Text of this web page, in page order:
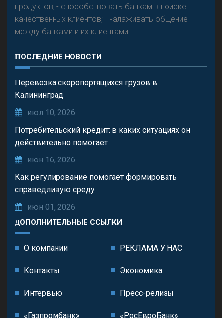
продуктов; - способствовать банкам в поиске
качественных клиентов; - налаживать общение
между банками и их клиентами.
ПОСЛЕДНИЕ НОВОСТИ
Перевозка скоропортящихся грузов в
Калининград
июл 10, 2026
Потребительский кредит: в каких ситуациях он
действительно помогает
июн 16, 2026
Как регулирование помогает формировать
справедливую среду
июн 01, 2026
ДОПОЛНИТЕЛЬНЫЕ ССЫЛКИ
О компании РЕКЛАМА У НАС
Контакты Экономика
Интервью Пресс-релизы
«Газпромбанк» «РосЕвроБанк»